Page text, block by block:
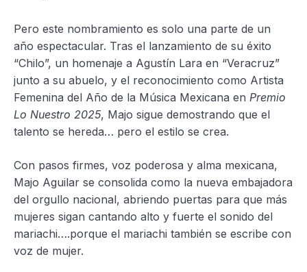
Pero este nombramiento es solo una parte de un
año espectacular. Tras el lanzamiento de su éxito
“Chilo”, un homenaje a Agustín Lara en “Veracruz”
junto a su abuelo, y el reconocimiento como Artista
Femenina del Año de la Música Mexicana en Premio
Lo Nuestro 2025, Majo sigue demostrando que el
talento se hereda… pero el estilo se crea.
Con pasos firmes, voz poderosa y alma mexicana,
Majo Aguilar se consolida como la nueva embajadora
del orgullo nacional, abriendo puertas para que más
mujeres sigan cantando alto y fuerte el sonido del
mariachi….porque el mariachi también se escribe con
voz de mujer.